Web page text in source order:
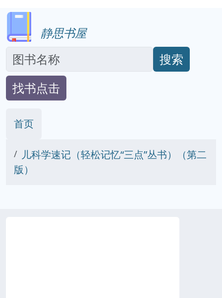
静思书屋
搜索
找书点击
首页
儿科学速记（轻松记忆“三点”丛书）（第二
版）